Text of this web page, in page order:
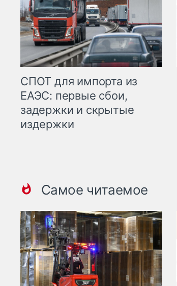
СПОТ для импорта из
ЕАЭС: первые сбои,
задержки и скрытые
издержки
Самое читаемое